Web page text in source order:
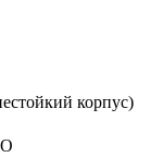
корпус)